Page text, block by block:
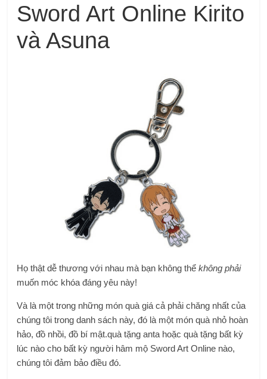
Sword Art Online Kirito
và Asuna
Họ thật dễ thương với nhau mà bạn không thểkhông phải
muốn móc khóa đáng yêu này!
Và là một trong những món quà giá cả phải chăng nhất của
chúng tôi trong danh sách này, đó là một món quà nhỏ hoàn
hảo, đồ nhồi, đồ bí mật.quà tặng anta hoặc quà tặng bất kỳ
lúc nào cho bất kỳ người hâm mộ Sword Art Online nào,
chúng tôi đảm bảo điều đó.